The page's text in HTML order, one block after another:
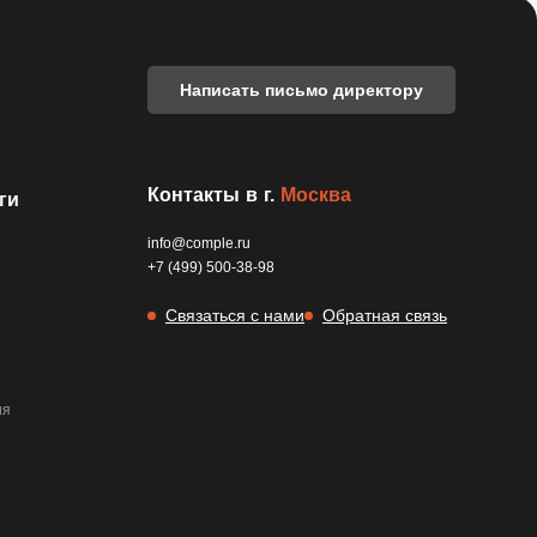
Написать письмо директору
Контакты в г. Москва
info@comple.ru
+7 (499) 500-38-98
Связаться с нами Обратная связь